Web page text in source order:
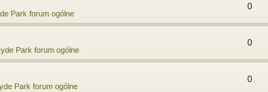
Park forum ogólne
0
Park forum ogólne
0
Park forum ogólne
0